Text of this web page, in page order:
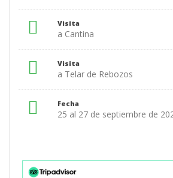
Visita
a Cantina
Visita
a Telar de Rebozos
Fecha
25 al 27 de septiembre de